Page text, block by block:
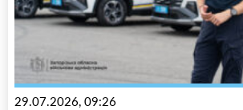
29.07.2026, 09:26